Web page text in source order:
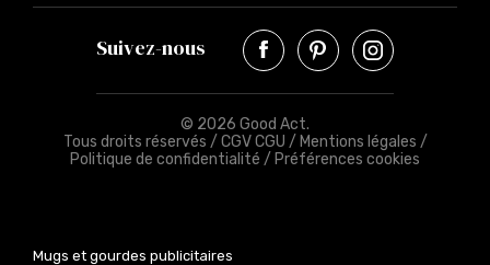
Suivez-nous
© 2026 Good Act.
Tous droits réservés / CGV CGU / Mentions légales /
Politique de confidentialité / Préférences cookies
Mugs et gourdes publicitaires